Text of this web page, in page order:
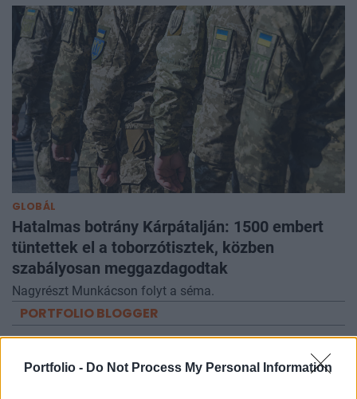
Portfolio - Do Not Process My Personal Information
GLOBÁL
Hatalmas botrány Kárpátalján: 1500 embert
tüntettek el a toborzótisztek, közben
szabályosan meggazdagodtak
Nagyrészt Munkácson folyt a séma.
PORTFOLIO BLOGGER
2026-os nyári adóváltozások: fontos változások, de